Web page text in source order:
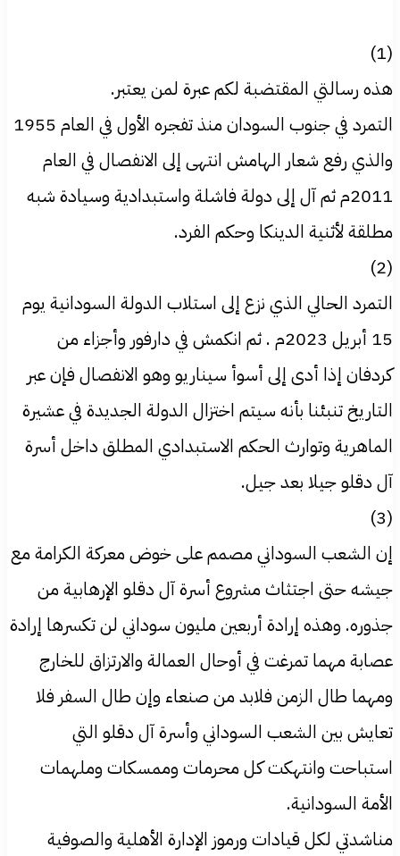
(1)
هذه رسالتي المقتضبة لكم عبرة لمن يعتبر.
التمرد في جنوب السودان منذ تفجره الأول في العام 1955
والذي رفع شعار الهامش انتهى إلى الانفصال في العام
2011م ثم آل إلى دولة فاشلة واستبدادية وسيادة شبه
مطلقة لأثنية الدينكا وحكم الفرد.
(2)
التمرد الحالي الذي نزع إلى استلاب الدولة السودانية يوم
15 أبريل 2023م . ثم انكمش في دارفور وأجزاء من
كردفان إذا أدى إلى أسوأ سيناريو وهو الانفصال فإن عبر
التاريخ تنبئنا بأنه سيتم اختزال الدولة الجديدة في عشيرة
الماهرية وتوارث الحكم الاستبدادي المطلق داخل أسرة
آل دقلو جيلا بعد جيل.
(3)
إن الشعب السوداني مصمم على خوض معركة الكرامة مع
جيشه حتى اجتثاث مشروع أسرة آل دقلو الإرهابية من
جذوره. وهذه إرادة أربعين مليون سوداني لن تكسرها إرادة
عصابة مهما تمرغت في أوحال العمالة والارتزاق للخارج
ومهما طال الزمن فلابد من صنعاء وإن طال السفر فلا
تعايش بين الشعب السوداني وأسرة آل دقلو التي
استباحت وانتهكت كل محرمات وممسكات وملهمات
الأمة السودانية.
مناشدتي لكل قيادات ورموز الإدارة الأهلية والصوفية